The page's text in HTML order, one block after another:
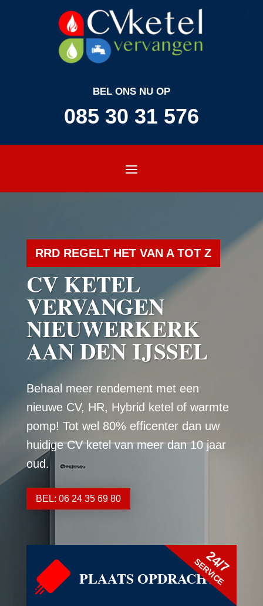
BEL ONS NU OP
085 30 31 576
RRD REGELT HET VAN A TOT Z
CV KETEL
VERVANGEN
NIEUWERKERK
AAN DEN IJSSEL
Behaal meer rendement met een
nieuwe CV, HR, Hybrid ketel of warmte
pomp! Tot wel 80% efficenter dan uw
huidige CV ketel van meer dan 10 jaar
oud.
BEL: 06 24 35 69 80
PLAATS OPDRACHT
24/7
SERVICE